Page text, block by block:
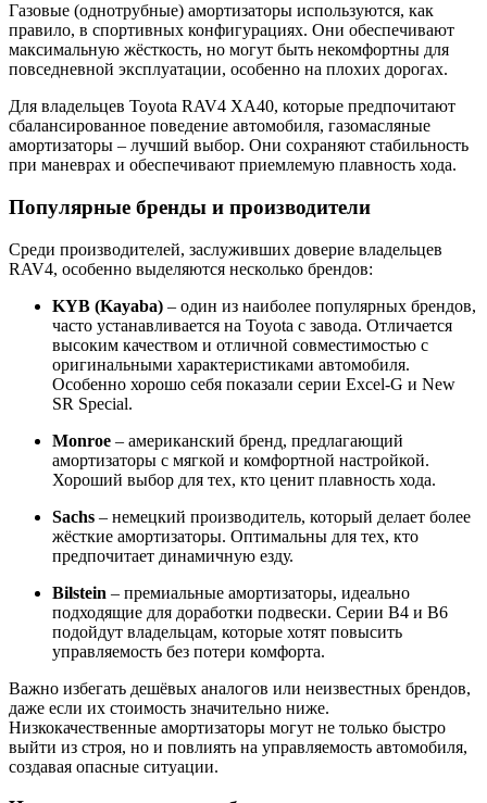
Газовые (однотрубные) амортизаторы используются, как
правило, в спортивных конфигурациях. Они обеспечивают
максимальную жёсткость, но могут быть некомфортны для
повседневной эксплуатации, особенно на плохих дорогах.
Для владельцев Toyota RAV4 XA40, которые предпочитают
сбалансированное поведение автомобиля, газомасляные
амортизаторы – лучший выбор. Они сохраняют стабильность
при маневрах и обеспечивают приемлемую плавность хода.
Популярные бренды и производители
Среди производителей, заслуживших доверие владельцев
RAV4, особенно выделяются несколько брендов:
KYB (Kayaba) – один из наиболее популярных брендов,
часто устанавливается на Toyota с завода. Отличается
высоким качеством и отличной совместимостью с
оригинальными характеристиками автомобиля.
Особенно хорошо себя показали серии Excel-G и New
SR Special.
Monroe – американский бренд, предлагающий
амортизаторы с мягкой и комфортной настройкой.
Хороший выбор для тех, кто ценит плавность хода.
Sachs – немецкий производитель, который делает более
жёсткие амортизаторы. Оптимальны для тех, кто
предпочитает динамичную езду.
Bilstein – премиальные амортизаторы, идеально
подходящие для доработки подвески. Серии B4 и B6
подойдут владельцам, которые хотят повысить
управляемость без потери комфорта.
Важно избегать дешёвых аналогов или неизвестных брендов,
даже если их стоимость значительно ниже.
Низкокачественные амортизаторы могут не только быстро
выйти из строя, но и повлиять на управляемость автомобиля,
создавая опасные ситуации.